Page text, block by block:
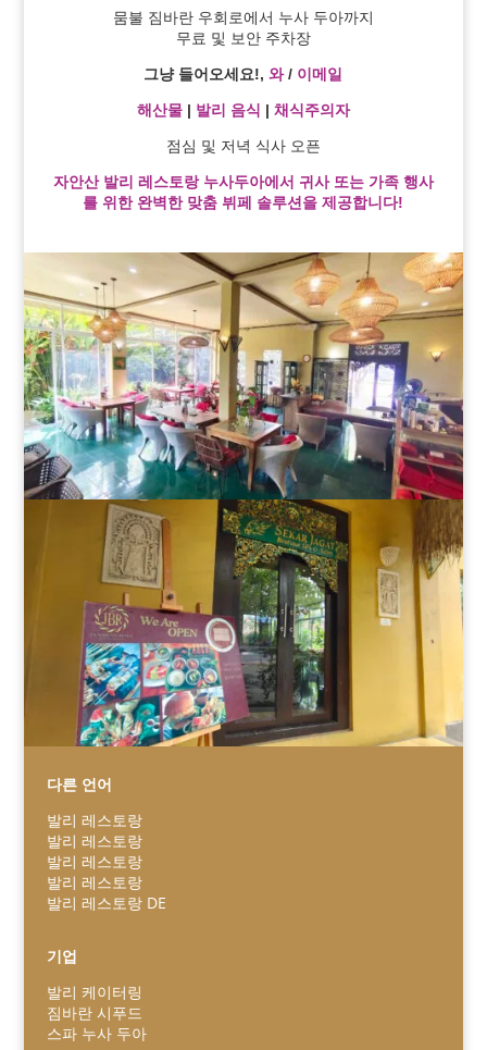
뭄불 짐바란 우회로에서 누사 두아까지
무료 및 보안 주차장
그냥 들어오세요!,와/ 이메일
해산물| 발리 음식 | 채식주의자
점심 및 저녁 식사 오픈
자안산 발리 레스토랑 누사두아에서 귀사 또는 가족 행사
를 위한 완벽한 맞춤 뷔페 솔루션을 제공합니다!
다른 언어
발리 레스토랑
발리 레스토랑
발리 레스토랑
발리 레스토랑
발리 레스토랑 DE
기업
발리 케이터링
짐바란 시푸드
스파 누사 두아